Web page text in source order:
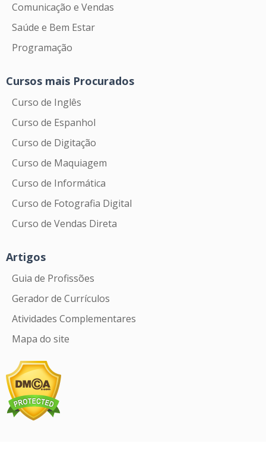
Comunicação e Vendas
Saúde e Bem Estar
Programação
Cursos mais Procurados
Curso de Inglês
Curso de Espanhol
Curso de Digitação
Curso de Maquiagem
Curso de Informática
Curso de Fotografia Digital
Curso de Vendas Direta
Artigos
Guia de Profissões
Gerador de Currículos
Atividades Complementares
Mapa do site